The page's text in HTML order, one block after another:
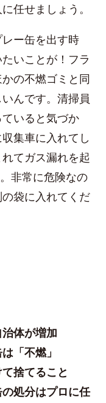
任せましょう。
ー缶を出す時
いことが！フラ
の不燃ゴミと同
んです。清掃員
いると気づか
集車に入れてし
てガス漏れを起
非常に危険なの
袋に入れてくだ
体が増加
「不燃」
捨てること
処分はプロに任